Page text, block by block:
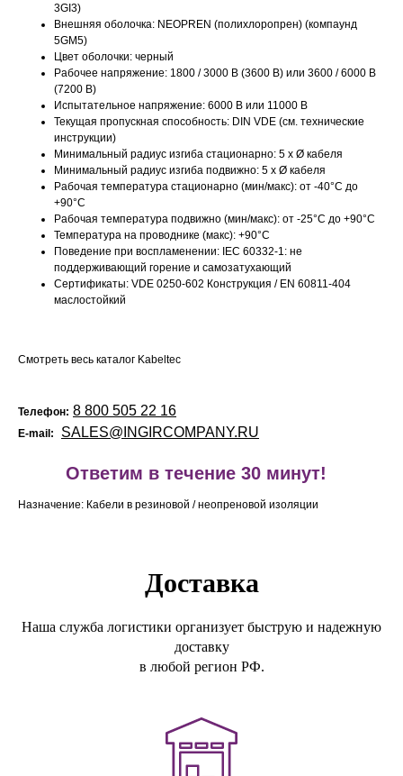
3GI3)
Внешняя оболочка: NEOPREN (полихлоропрен) (компаунд
5GM5)
Цвет оболочки: черный
Рабочее напряжение: 1800 / 3000 В (3600 В) или 3600 / 6000 В
(7200 В)
Испытательное напряжение: 6000 В или 11000 В
Текущая пропускная способность: DIN VDE (см. технические
инструкции)
Минимальный радиус изгиба стационарно: 5 x Ø кабеля
Минимальный радиус изгиба подвижно: 5 x Ø кабеля
Рабочая температура стационарно (мин/макс): от -40°C до
+90°C
Рабочая температура подвижно (мин/макс): от -25°C до +90°C
Температура на проводнике (макс): +90°C
Поведение при воспламенении: IEC 60332-1: не
поддерживающий горение и самозатухающий
Сертификаты: VDE 0250-602 Конструкция / EN 60811-404
маслостойкий
Смотреть весь каталог Kabeltec
Телефон: 8 800 505 22 16
E-mail: SALES@INGIRCOMPANY.RU
Ответим в течение 30 минут!
Назначение: Кабели в резиновой / неопреновой изоляции
Доставка
Наша служба логистики организует быструю и надежную
доставку
в любой регион РФ.